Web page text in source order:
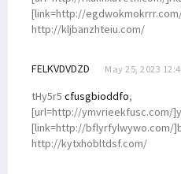
[link=http://
http://kljbanzhteiu.com/
FELKVDVDZD May 25, 2023
tHy5r5 cfusgbioddfo,
[url=http://ymvrieekfusc.com/
[link=http://bflyrfylwywo.com/
http://kytxhobltdsf.com/